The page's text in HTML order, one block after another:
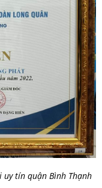
uy tín quận Bình Thạnh